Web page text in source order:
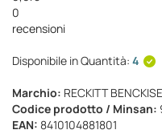
0
recensioni
Disponibile in Quantità: 4
Marchio: RECKITT
Codice prodotto / Minsan:
EAN: 8410104881801